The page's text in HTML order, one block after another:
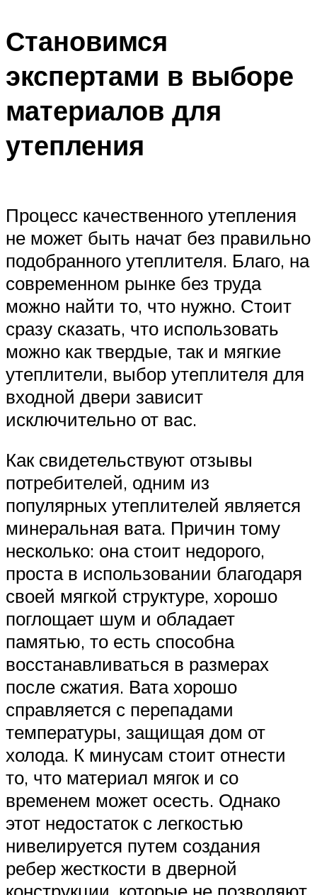
Становимся
экспертами в выборе
материалов для
утепления
Процесс качественного утепления
не может быть начат без правильно
подобранного утеплителя. Благо, на
современном рынке без труда
можно найти то, что нужно. Стоит
сразу сказать, что использовать
можно как твердые, так и мягкие
утеплители, выбор утеплителя для
входной двери зависит
исключительно от вас.
Как свидетельствуют отзывы
потребителей, одним из
популярных утеплителей является
минеральная вата. Причин тому
несколько: она стоит недорого,
проста в использовании благодаря
своей мягкой структуре, хорошо
поглощает шум и обладает
памятью, то есть способна
восстанавливаться в размерах
после сжатия. Вата хорошо
справляется с перепадами
температуры, защищая дом от
холода. К минусам стоит отнести
то, что материал мягок и со
временем может осесть. Однако
этот недостаток с легкостью
нивелируется путем создания
ребер жесткости в дверной